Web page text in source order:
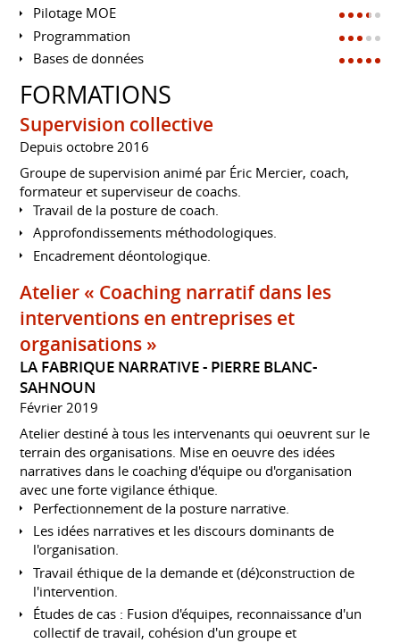
Pilotage MOE
Programmation
Bases de données
FORMATIONS
Supervision collective
Depuis octobre 2016
Groupe de supervision animé par Éric Mercier, coach,
formateur et superviseur de coachs.
Travail de la posture de coach.
Approfondissements méthodologiques.
Encadrement déontologique.
Atelier​ « Coaching narratif dans les
interventions en entreprises et
organisations »
LA FABRIQUE NARRATIVE - PIERRE BLANC-
SAHNOUN
Février 2019
Atelier destiné à tous les intervenants qui oeuvrent sur le
terrain des organisations. Mise en oeuvre des idées
narratives dans le coaching d'équipe ou d'organisation
avec une forte vigilance éthique.
Perfectionnement de la posture narrative.
Les idées narratives et les discours dominants de
l'organisation.
Travail éthique de la demande et (dé)construction de
l'intervention.
Études de cas : Fusion d'équipes, reconnaissance d'un
collectif de travail, cohésion d'un groupe et